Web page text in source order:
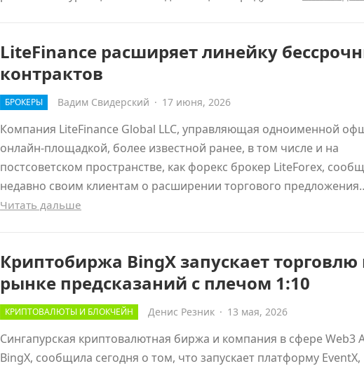
LiteFinance расширяет линейку
контрактов
БРОКЕРЫ Вадим Свидерский · 17 июня, 2026
Компания LiteFinance Global LLC, управляющая одноименной
онлайн-площадкой, более известной ранее, в том числе и на
постсоветском пространстве, как форекс брокер LiteForex,
недавно своим клиентам о расширении торгового
Читать дальше
Криптобиржа BingX запускает торговлю
рынке предсказаний с плечом 1:10
КРИПТОВАЛЮТЫ И БЛОКЧЕЙН Денис Резник · 13 мая, 2026
Сингапурская криптовалютная биржа и компания в сфере Web3
BingX, сообщила сегодня о том, что запускает платформу EventX,